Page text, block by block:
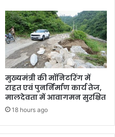
मुख्यमंत्री की मॉनिटरिंग में
राहत एवं पुनर्निर्माण कार्य तेज,
मालदेवता में आवागमन सुरक्षित
18 hours ago